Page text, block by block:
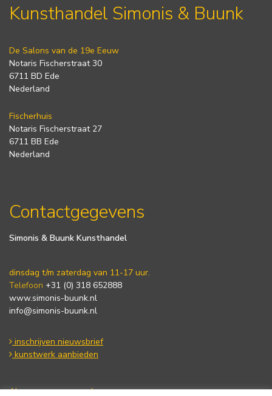
Kunsthandel Simonis & Buunk
De Salons van de 19e Eeuw
Notaris Fischerstraat 30
6711 BD Ede
Nederland
Fischerhuis
Notaris Fischerstraat 27
6711 BB Ede
Nederland
Contactgegevens
Simonis & Buunk Kunsthandel
dinsdag t/m zaterdag van 11-17 uur.
Telefoon +31 (0) 318 652888
www.simonis-buunk.nl
info@simonis-buunk.nl
inschrijven nieuwsbrief
kunstwerk aanbieden
Algemene voorwaarden